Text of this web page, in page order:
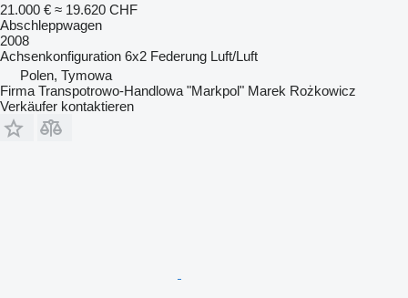
21.000 € ≈ 19.620 CHF
Abschleppwagen
2008
Achsenkonfiguration 6x2 Federung Luft/Luft
Polen, Tymowa
Firma Transpotrowo-Handlowa "Markpol" Marek Rożkowicz
Verkäufer kontaktieren